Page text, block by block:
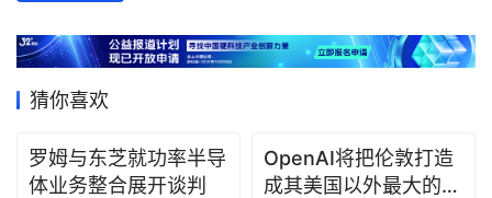
深
度
产
数
据
猜你喜欢
罗姆与东芝就功率半导
体业务整合展开谈判
OpenAI将把伦敦打造
成其美国以外最大的研